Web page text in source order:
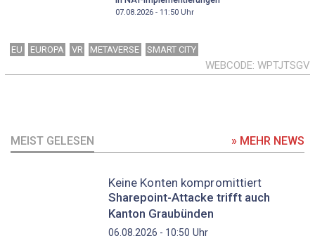
07.08.2026 - 11:50Uhr
EU EUROPA VR METAVERSE SMART CITY
WEBCODE WPTJTSGV
MEIST GELESEN » MEHR NEWS
Keine Konten kompromittiert
Sharepoint-Attacke trifft auch
Kanton Graubünden
06.08.2026 - 10:50 Uhr